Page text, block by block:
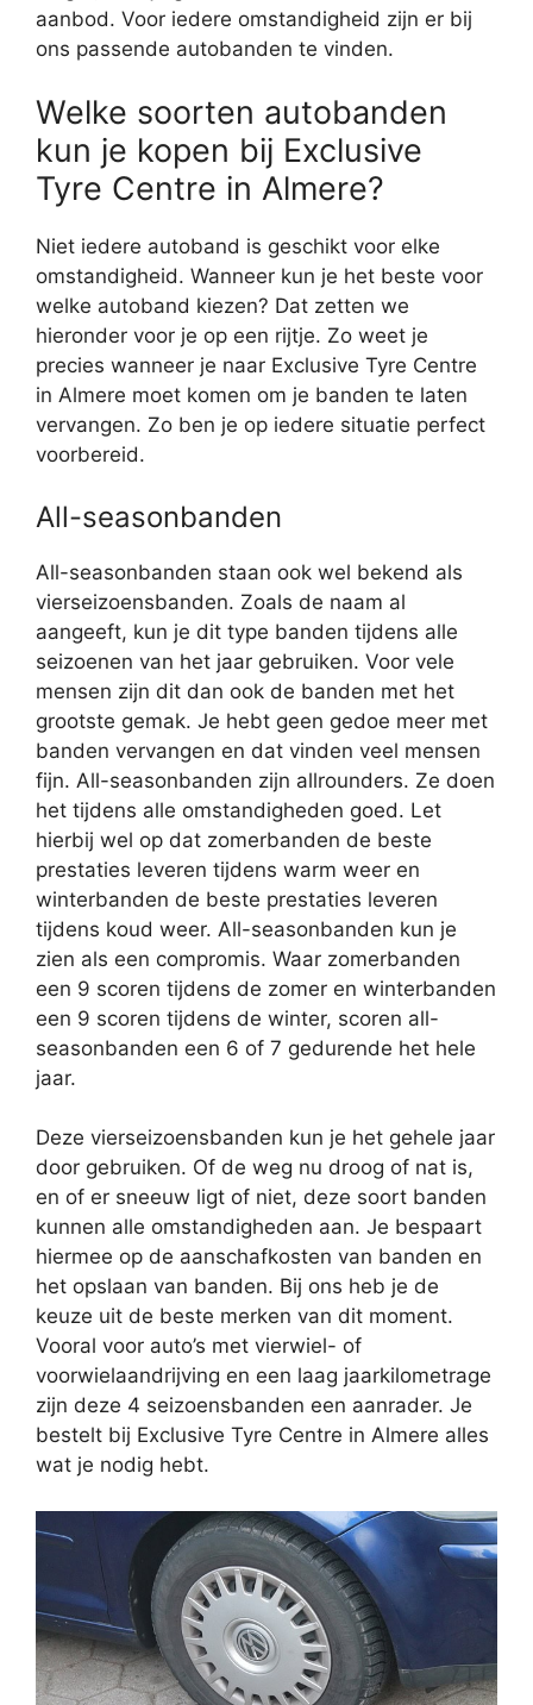
aanbod. Voor iedere omstandigheid zijn er bij
ons passende autobanden te vinden.
Welke soorten autobanden
kun je kopen bij Exclusive
Tyre Centre in Almere?
Niet iedere autoband is geschikt voor elke
omstandigheid. Wanneer kun je het beste voor
welke autoband kiezen? Dat zetten we
hieronder voor je op een rijtje. Zo weet je
precies wanneer je naar Exclusive Tyre Centre
in Almere moet komen om je banden te laten
vervangen. Zo ben je op iedere situatie perfect
voorbereid.
All-seasonbanden
All-seasonbanden staan ook wel bekend als
vierseizoensbanden. Zoals de naam al
aangeeft, kun je dit type banden tijdens alle
seizoenen van het jaar gebruiken. Voor vele
mensen zijn dit dan ook de banden met het
grootste gemak. Je hebt geen gedoe meer met
banden vervangen en dat vinden veel mensen
fijn. All-seasonbanden zijn allrounders. Ze doen
het tijdens alle omstandigheden goed. Let
hierbij wel op dat zomerbanden de beste
prestaties leveren tijdens warm weer en
winterbanden de beste prestaties leveren
tijdens koud weer. All-seasonbanden kun je
zien als een compromis. Waar zomerbanden
een 9 scoren tijdens de zomer en winterbanden
een 9 scoren tijdens de winter, scoren all-
seasonbanden een 6 of 7 gedurende het hele
jaar.
Deze vierseizoensbanden kun je het gehele jaar
door gebruiken. Of de weg nu droog of nat is,
en of er sneeuw ligt of niet, deze soort banden
kunnen alle omstandigheden aan. Je bespaart
hiermee op de aanschafkosten van banden en
het opslaan van banden. Bij ons heb je de
keuze uit de beste merken van dit moment.
Vooral voor auto’s met vierwiel- of
voorwielaandrijving en een laag jaarkilometrage
zijn deze 4 seizoensbanden een aanrader. Je
bestelt bij Exclusive Tyre Centre in Almere alles
wat je nodig hebt.